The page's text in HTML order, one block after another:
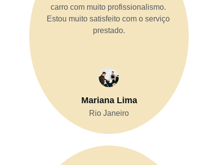
carro com muito profissionalismo.
Estou muito satisfeito com o serviço
prestado.
Mariana Lima
Rio Janeiro